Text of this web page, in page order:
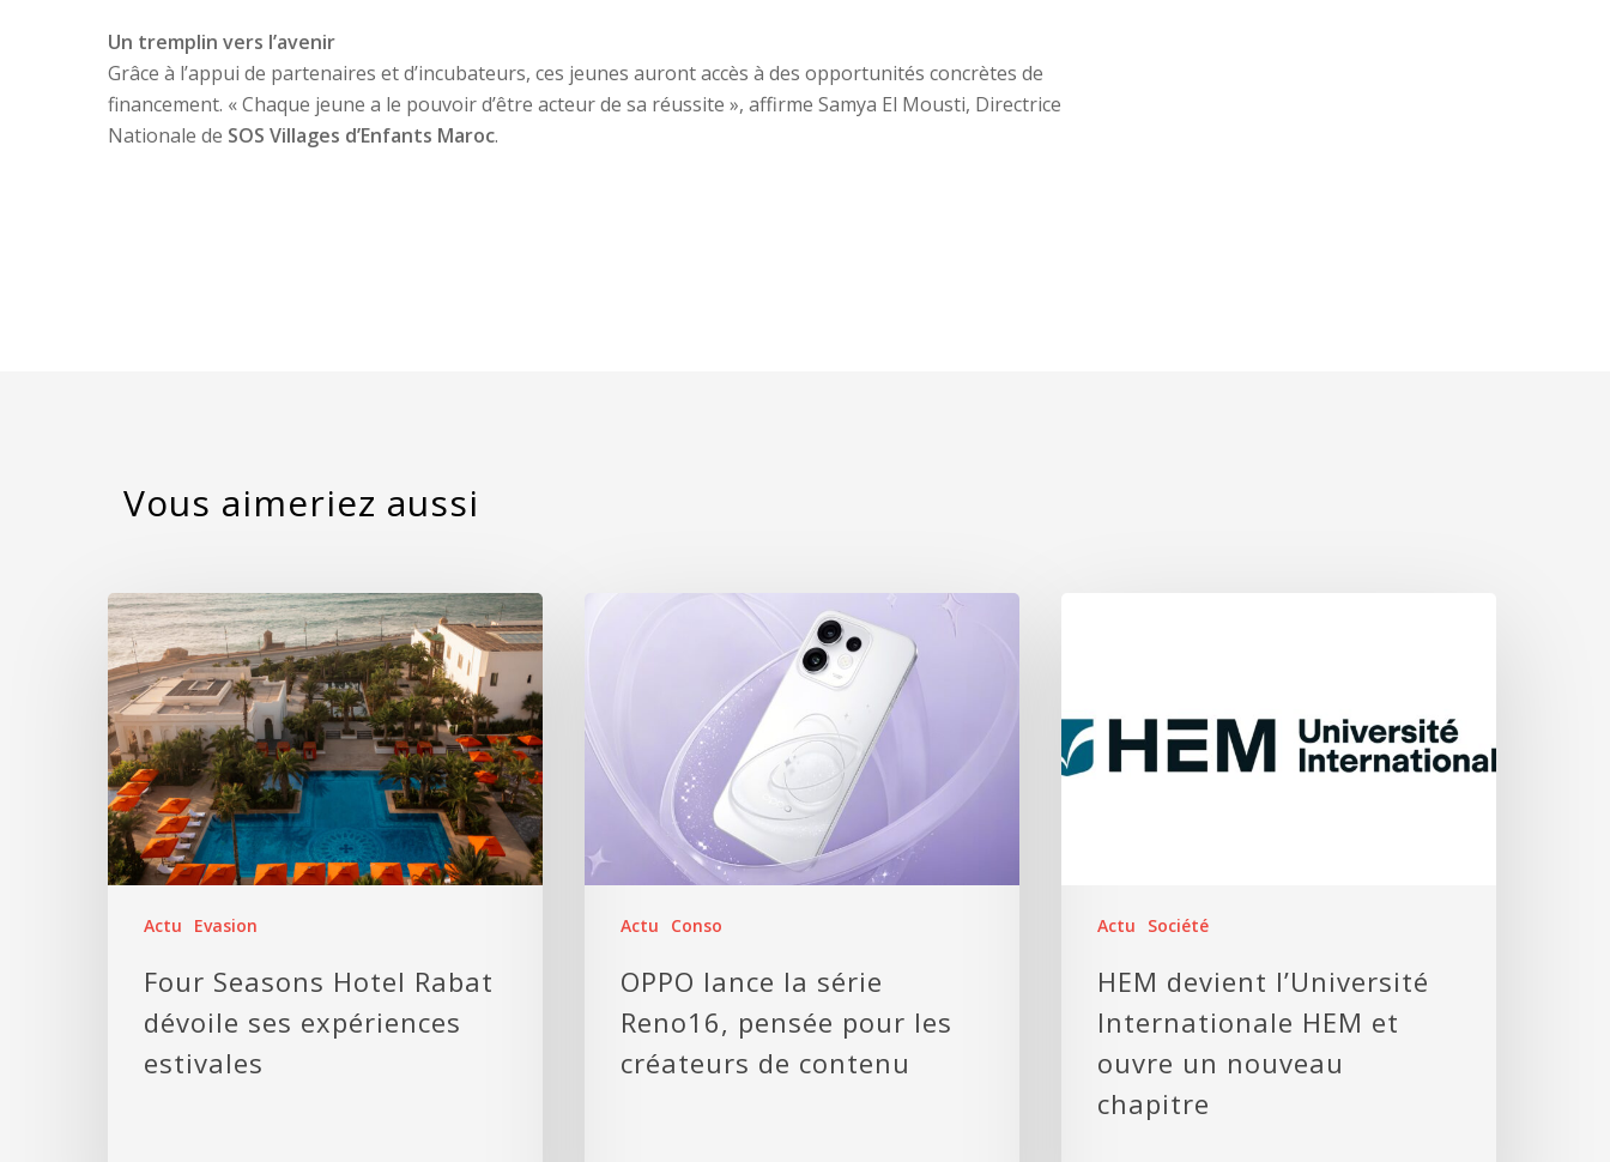
Un tremplin vers l’avenir
Grâce à l’appui de partenaires et d’incubateurs, ces jeunes auront accès à des opportunités concrètes de
financement. « Chaque jeune a le pouvoir d’être acteur de sa réussite », affirme Samya El Mousti, Directrice
Nationale de SOS Villages d’Enfants Maroc.
Actu Evasion
Four Seasons Hotel Rabat
dévoile ses expériences
estivales
Actu Conso
OPPO lance la série
Reno16, pensée pour les
créateurs de contenu
Actu Société
HEM devient l’Université
Internationale HEM et
ouvre un nouveau
chapitre